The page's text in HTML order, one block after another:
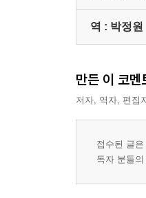
역 : 박정원
만든 이 코멘
저자, 역자, 편집
접수된 글
독자 분들